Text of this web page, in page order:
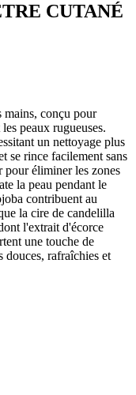
CUTANÉ
conçu pour
peaux rugueuses.
un nettoyage plus
se rince facilement sans
éliminer les zones
la peau pendant le
contribuent au
la cire de candelilla
l'extrait d'écorce
une touche de
douces, rafraîchies et